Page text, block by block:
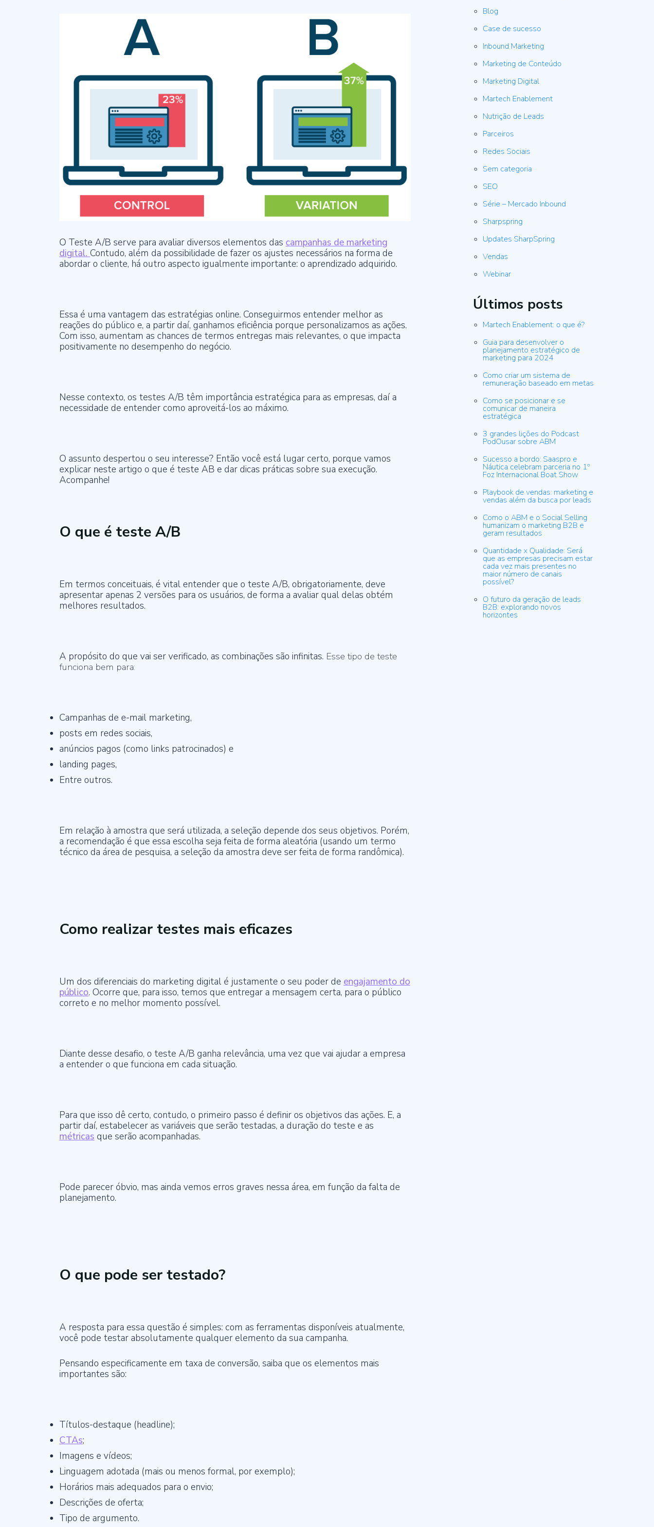
O Teste A/B serve para avaliar diversos elementos das campanhas de marketing
digital. Contudo, além da possibilidade de fazer os ajustes necessários na forma de
abordar o cliente, há outro aspecto igualmente importante: o aprendizado adquirido.
Essa é uma vantagem das estratégias online. Conseguirmos entender melhor as
reações do público e, a partir daí, ganhamos eficiência porque personalizamos as ações.
Com isso, aumentam as chances de termos entregas mais relevantes, o que impacta
positivamente no desempenho do negócio.
Nesse contexto, os testes A/B têm importância estratégica para as empresas, daí a
necessidade de entender como aproveitá-los ao máximo.
O assunto despertou o seu interesse? Então você está lugar certo, porque vamos
explicar neste artigo o que é teste AB e dar dicas práticas sobre sua execução.
Acompanhe!
O que é teste A/B
Em termos conceituais, é vital entender que o teste A/B, obrigatoriamente, deve
apresentar apenas 2 versões para os usuários, de forma a avaliar qual delas obtém
melhores resultados.
A propósito do que vai ser verificado, as combinações são infinitas. Esse tipo de teste
funciona bem para:
Campanhas de e-mail marketing,
posts em redes sociais,
anúncios pagos (como links patrocinados) e
landing pages,
Entre outros.
Em relação à amostra que será utilizada, a seleção depende dos seus objetivos. Porém,
a recomendação é que essa escolha seja feita de forma aleatória (usando um termo
técnico da área de pesquisa, a seleção da amostra deve ser feita de forma randômica).
Como realizar testes mais eficazes
Um dos diferenciais do marketing digital é justamente o seu poder de engajamento do
público. Ocorre que, para isso, temos que entregar a mensagem certa, para o público
correto e no melhor momento possível.
Diante desse desafio, o teste A/B ganha relevância, uma vez que vai ajudar a empresa
a entender o que funciona em cada situação.
Para que isso dê certo, contudo, o primeiro passo é definir os objetivos das ações. E, a
partir daí, estabelecer as variáveis que serão testadas, a duração do teste e as
métricas que serão acompanhadas.
Pode parecer óbvio, mas ainda vemos erros graves nessa área, em função da falta de
planejamento.
O que pode ser testado?
A resposta para essa questão é simples: com as ferramentas disponíveis atualmente,
você pode testar absolutamente qualquer elemento da sua campanha.
Pensando especificamente em taxa de conversão, saiba que os elementos mais
importantes são:
Títulos-destaque (headline);
CTAs;
Imagens e vídeos;
Linguagem adotada (mais ou menos formal, por exemplo);
Horários mais adequados para o envio;
Descrições de oferta;
Tipo de argumento.
Blog
Case de sucesso
Inbound Marketing
Marketing de Conteúdo
Marketing Digital
Martech Enablement
Nutrição de Leads
Parceiros
Redes Sociais
Sem categoria
SEO
Série – Mercado Inbound
Sharpspring
Updates SharpSpring
Vendas
Webinar
Últimos posts
Martech Enablement: o que é?
Guia para desenvolver o
planejamento estratégico de
marketing para 2024
Como criar um sistema de
remuneração baseado em metas
Como se posicionar e se
comunicar de maneira
estratégica
3 grandes lições do Podcast
PodOusar sobre ABM
Sucesso a bordo: Saaspro e
Náutica celebram parceria no 1º
Foz Internacional Boat Show
Playbook de vendas: marketing e
vendas além da busca por leads
Como o ABM e o Social Selling
humanizam o marketing B2B e
geram resultados
Quantidade x Qualidade: Será
que as empresas precisam estar
cada vez mais presentes no
maior número de canais
possível?
O futuro da geração de leads
B2B: explorando novos
horizontes